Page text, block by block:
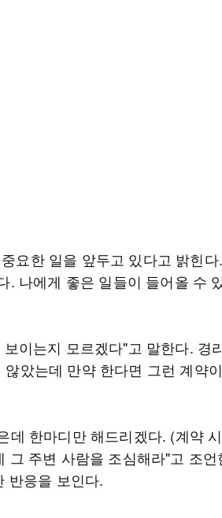
요한 일을 앞두고 있다고 밝힌다
. 나에게 좋은 일들이 들어올 수
이는지 모르겠다"고 말한다. 경
았는데 만약 한다면 그런 계약
데 한마디만 해드리겠다. (계약
그 주변 사람을 조심해라"고 조언
반응을 보인다.